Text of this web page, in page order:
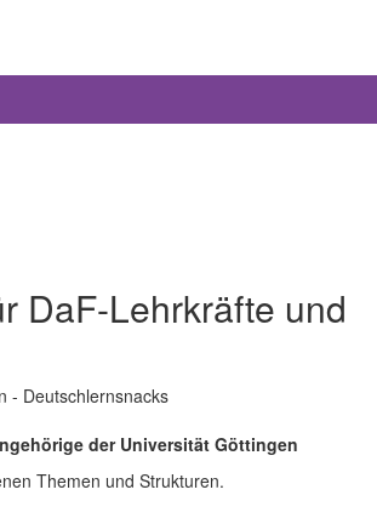
DaF-Lehrkräfte und
der Universität Göttingen
Themen und Strukturen.